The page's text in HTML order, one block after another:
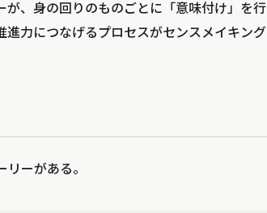
、身の回りのものごとに「意味付け」を行
力につなげるプロセスがセンスメイキング
ーがある。